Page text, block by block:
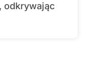
odkrywając